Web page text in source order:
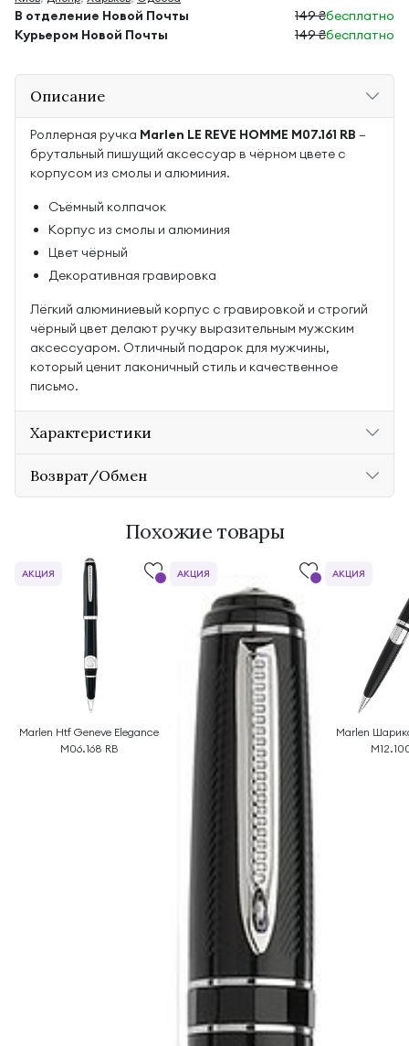
В отделение Новой Почты
149 ₴бесплатно
Курьером Новой Почты
149 ₴бесплатно
Описание
Роллерная ручка Marlen LE REVE HOMME M07.161 RB —
брутальный пишущий аксессуар в чёрном цвете с
корпусом из смолы и алюминия.
Съёмный колпачок
Корпус из смолы и алюминия
Цвет чёрный
Декоративная гравировка
Лёгкий алюминиевый корпус с гравировкой и строгий
чёрный цвет делают ручку выразительным мужским
аксессуаром. Отличный подарок для мужчины,
который ценит лаконичный стиль и качественное
письмо.
Характеристики
Возврат/Обмен
Похожие товары
Marlen Htf Geneve Elegance
M06.168 RB
АКЦИЯ АКЦИЯ
Marlen
АКЦИЯ